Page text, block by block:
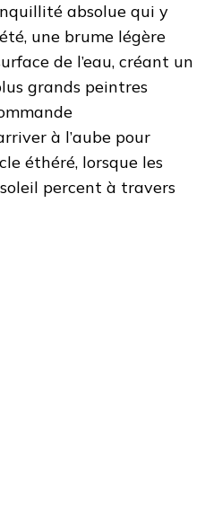
absolue qui y
une brume légère
de l’eau, créant un
grands peintres
à l’aube pour
éthéré, lorsque les
percent à travers